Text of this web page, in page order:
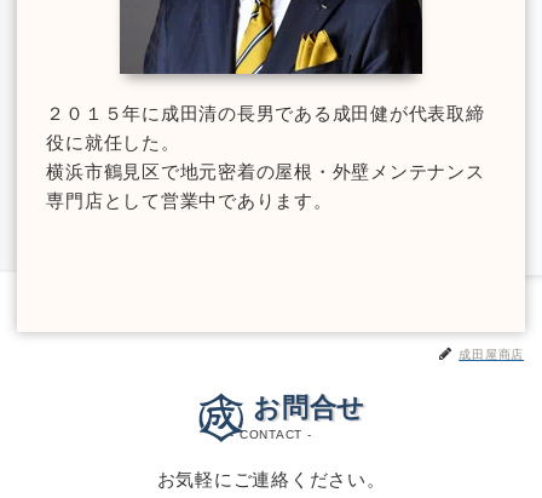
２０１５年に成田清の長男である成田健が代表取締
役に就任した。
横浜市鶴見区で地元密着の屋根・外壁メンテナンス
専門店として営業中であります。
成田屋商店
お問合せ
- CONTACT -
お気軽にご連絡ください。